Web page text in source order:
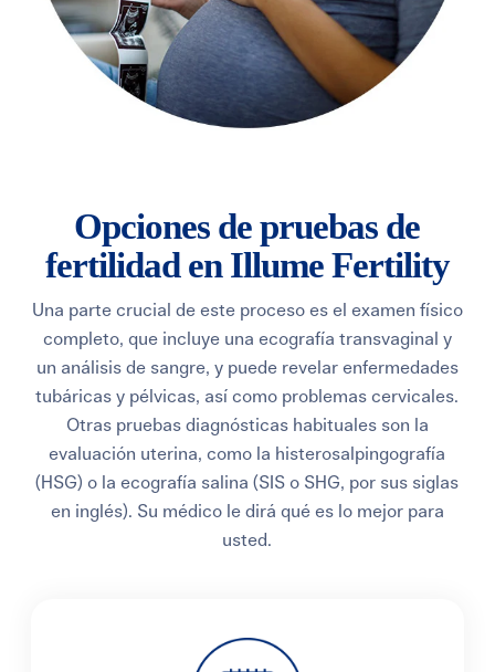
Opciones de pruebas de
fertilidad en Illume Fertility
Una parte crucial de este proceso es el examen físico
completo, que incluye una ecografía transvaginal y
un análisis de sangre, y puede revelar enfermedades
tubáricas y pélvicas, así como problemas cervicales.
Otras pruebas diagnósticas habituales son la
evaluación uterina, como la histerosalpingografía
(HSG) o la ecografía salina (SIS o SHG, por sus siglas
en inglés). Su médico le dirá qué es lo mejor para
usted.